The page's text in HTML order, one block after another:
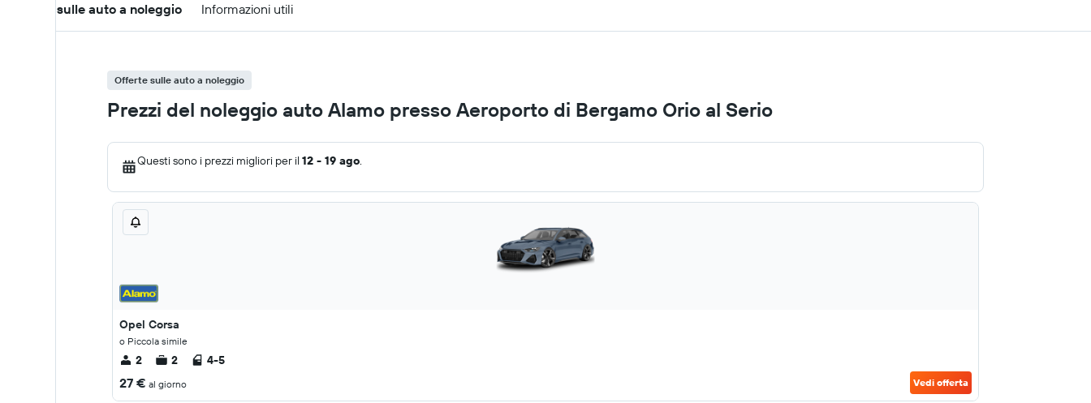
Offerte sulle auto a noleggio Informazioni utili
Offerte sulle auto a noleggio
Prezzi del noleggio auto Alamo presso Aeroporto di Bergamo Orio al Serio
Questi sono i prezzi migliori per il 12 - 19 ago.
Opel Corsa
o Piccola simile
2 2 4-5
27 € al giorno Vedi offerta